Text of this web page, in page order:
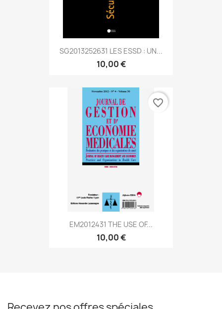
SG2013252631 LES ESSD : UN...
10,00 €
EM2012431 THE USE OF...
10,00 €
favorite_border